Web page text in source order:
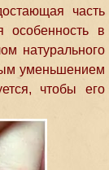
часть
особенность в
натурального
уменьшением
чтобы его